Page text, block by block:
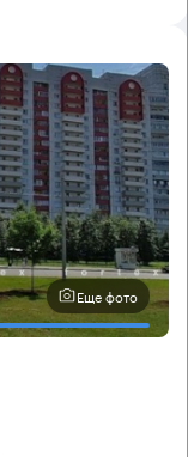
Еще фото